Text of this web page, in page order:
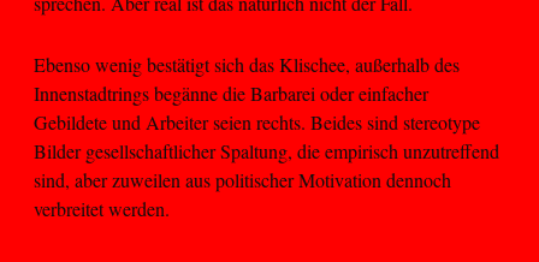
Ebenso wenig bestätigt sich das Klischee, außerhalb des
Innenstadtrings begänne die Barbarei oder einfacher
Gebildete und Arbeiter seien rechts. Beides sind stereotype
Bilder gesellschaftlicher Spaltung, die empirisch unzutreffend
sind, aber zuweilen aus politischer Motivation dennoch
verbreitet werden.